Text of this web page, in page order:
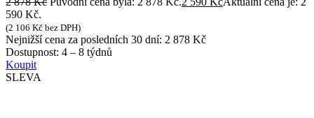
590 Kč.
(2 106 Kč bez DPH)
Nejnižší cena za posledních 30 dní: 2 878 Kč
Dostupnost: 4 – 8 týdnů
Koupit
SLEVA